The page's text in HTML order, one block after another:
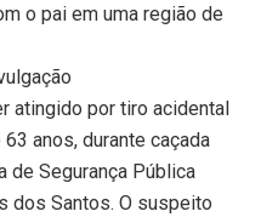
o pai em uma região de
atingido por tiro acidental
anos, durante caçada
de Segurança Pública
dos Santos. O suspeito